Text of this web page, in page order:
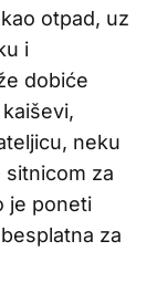
otpad, uz
i
dobiće
neku
sitnicom za
je poneti
za